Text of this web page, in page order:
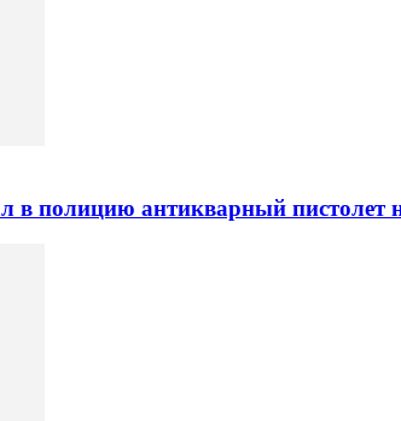
в полицию антикварный пистолет